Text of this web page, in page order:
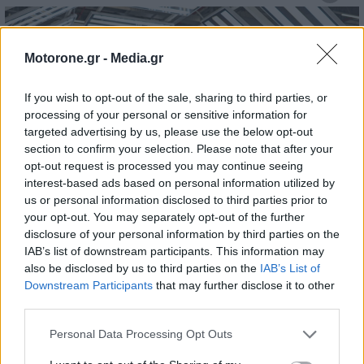
Motorone.gr - Media.gr
If you wish to opt-out of the sale, sharing to third parties, or
processing of your personal or sensitive information for
targeted advertising by us, please use the below opt-out
section to confirm your selection. Please note that after your
opt-out request is processed you may continue seeing
interest-based ads based on personal information utilized by
us or personal information disclosed to third parties prior to
your opt-out. You may separately opt-out of the further
disclosure of your personal information by third parties on the
IAB’s list of downstream participants. This information may
also be disclosed by us to third parties on the IAB’s List of
Downstream Participants that may further disclose it to other
Personal Data Processing Opt Outs
Skoda: Ξεκίνησε η παραγωγή του
νέου Peaq – Δείτε Video από τη
γραμμή παραγωγής
WEB TV 6.8.2026